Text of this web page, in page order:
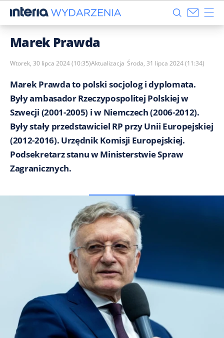
Marek Prawda
Wtorek, 30 lipca 2024 (10:35)Aktualizacja Środa, 31 lipca 2024 (11:34)
Marek Prawda to polski socjolog i dyplomata.
Były ambasador Rzeczypospolitej Polskiej w
Szwecji (2001-2005) i w Niemczech (2006-2012).
Były stały przedstawiciel RP przy Unii Europejskiej
(2012-2016). Urzędnik Komisji Europejskiej.
Podsekretarz stanu w Ministerstwie Spraw
Zagranicznych.